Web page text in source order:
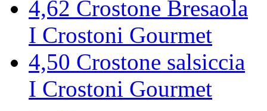
4,62 Crostone Bresaola
I Crostoni Gourmet
4,50 Crostone salsiccia
I Crostoni Gourmet